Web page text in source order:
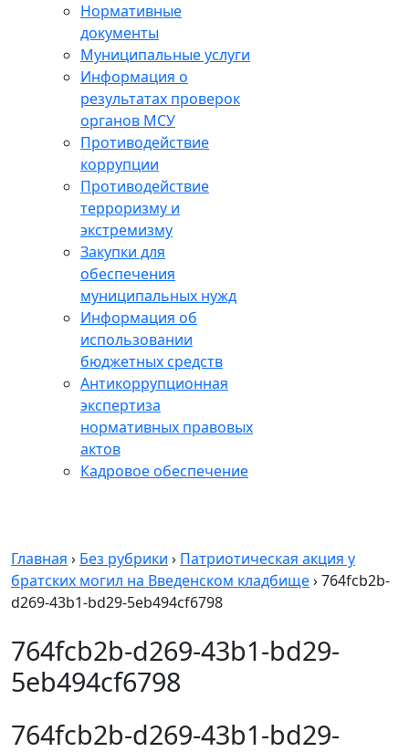
Нормативные
документы
Муниципальные услуги
Информация о
результатах проверок
органов МСУ
Противодействие
коррупции
Противодействие
терроризму и
экстремизму
Закупки для
обеспечения
муниципальных нужд
Информация об
использовании
бюджетных средств
Антикоррупционная
экспертиза
нормативных правовых
актов
Кадровое обеспечение
Главная › Без рубрики › Патриотическая акция у
братских могил на Введенском кладбище›764fcb2b-
d269-43b1-bd29-5eb494cf6798
764fcb2b-d269-43b1-bd29-
5eb494cf6798
764fcb2b-d269-43b1-bd29-